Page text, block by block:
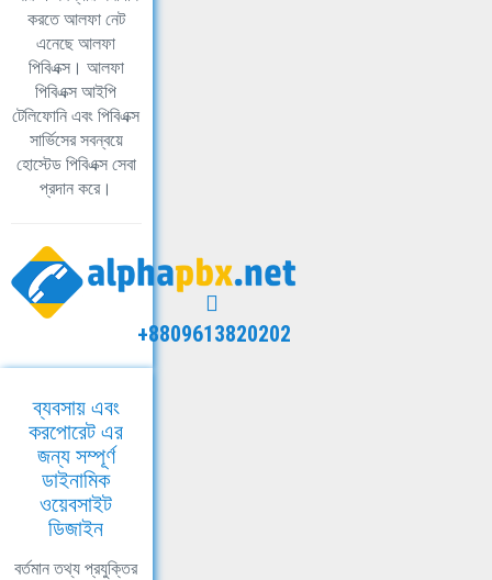
করতে আলফা নেট
এনেছে আলফা
পিবিএক্স। আলফা
পিবিএক্স আইপি
টেলিফোনি এবং পিবিএক্স
সার্ভিসের সবন্বয়ে
হোস্টেড পিবিএক্স সেবা
প্রদান করে।
+8809613820202
ব্যবসায় এবং
করপোরেট এর
জন্য সম্পূর্ণ
ডাইনামিক
ওয়েবসাইট
ডিজাইন
বর্তমান তথ্য প্রযুক্তির